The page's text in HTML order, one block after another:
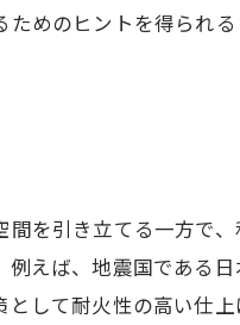
めのヒントを得られ
を引き立てる一方で
えば、地震国である
して耐火性の高い仕